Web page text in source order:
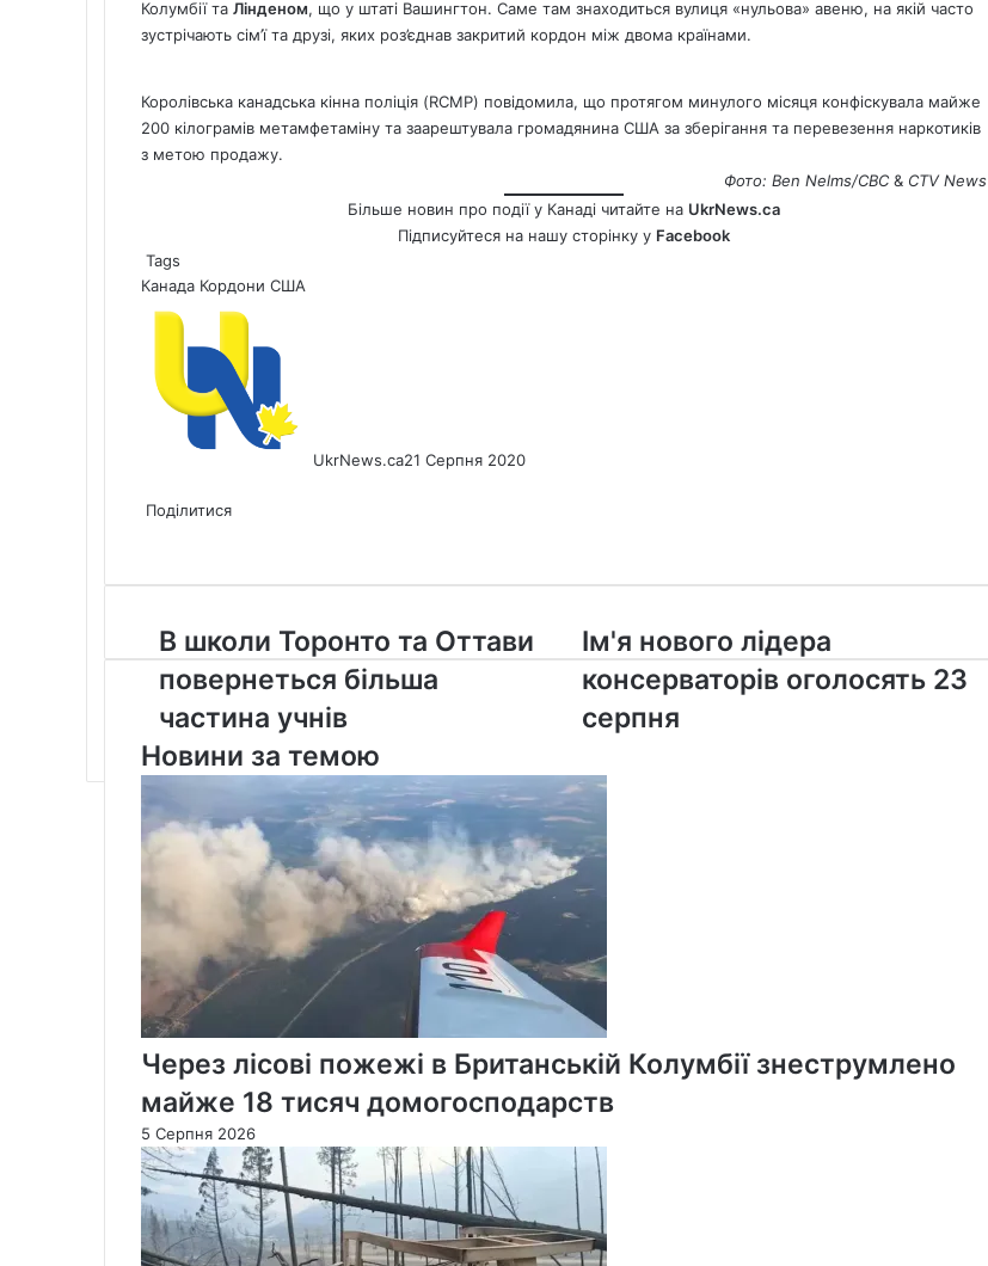
Колумбії та Лінденом, що у штаті Вашингтон. Саме там знаходиться вулиця «нульова» авеню, на якій часто
зустрічають сім’ї та друзі, яких роз’єднав закритий кордон між двома країнами.
Королівська канадська кінна поліція (RCMP) повідомила, що протягом минулого місяця конфіскувала майже
200 кілограмів метамфетаміну та заарештувала громадянина США за зберігання та перевезення наркотиків
з метою продажу.
Фото: Ben Nelms/CBC & CTVNews
Більше новин про події у Канаді читайте на UkrNews.ca
Підписуйтеся на нашу сторінку у Facebook
Tags
Канада Кордони США
UkrNews.ca21 Серпня 2020
via
Поділитися
Email
В
школи
Торонто
та
Оттави
повернеться
частина
учнів
В школи Торонто та Оттави
повернеться більша
частина учнів
Ім'я
нового
лідера
консерваторів
оголосять
серпня
Ім'я нового лідера
консерваторів оголосять 23
серпня
Новини за темою
Через лісові пожежі в Британській Колумбії знеструмлено
майже 18 тисяч домогосподарств
5 Серпня 2026